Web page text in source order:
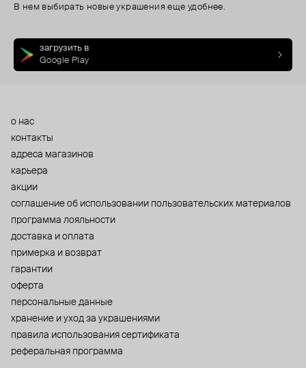
В нем выбирать новые украшения еще удобнее.
загрузить в
Google Play
о нас
контакты
адреса магазинов
карьера
акции
cоглашение об использовании пользовательских материалов
программа лояльности
доставка и оплата
примерка и возврат
гарантии
оферта
персональные данные
хранение и уход за украшениями
правила использования сертификата
реферальная программа